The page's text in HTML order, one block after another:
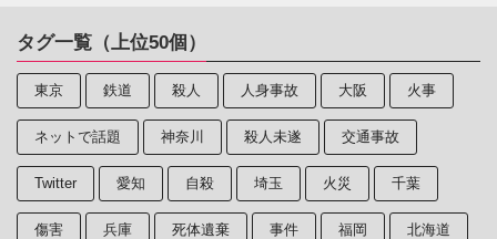
タグ一覧（上位50個）
東京 鉄道 殺人 人身事故 大阪 火事
ネットで話題 神奈川 殺人未遂 交通事故
Twitter 愛知 自殺 埼玉 火災 千葉
傷害 兵庫 死体遺棄 事件 福岡 北海道